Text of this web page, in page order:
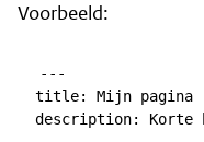
Voorbeeld:
---
title
description